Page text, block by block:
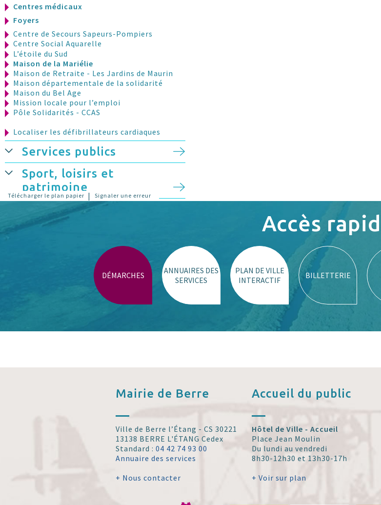
Centres médicaux
Foyers
Centre de Secours Sapeurs-Pompiers
Centre Social Aquarelle
L’étoile du Sud
Maison de la Mariélie
Maison de Retraite - Les Jardins de Maurin
Maison départementale de la solidarité
Maison du Bel Age
Mission locale pour l’emploi
Pôle Solidarités - CCAS
Localiser les défibrillateurs cardiaques
Services publics
Sport, loisirs et
patrimoine
Stationnement
Télécharger le plan papier | Signaler une erreur
Accès
DÉMARCHES
ANNUAIRES DES
SERVICES
PLAN DE VILLE
INTERACTIF
BILLETTERIE
Mairie de Berre
Ville de Berre l’Étang - CS 30221
13138 BERRE L'ÉTANG Cedex
Standard :04 42 74 93 00
Annuaire des services
+ Nous contacter
Accueil du public
Hôtel de Ville - Accueil
Place Jean Moulin
Du lundi au vendredi
8h30-12h30 et 13h30-17h
+ Voir sur plan